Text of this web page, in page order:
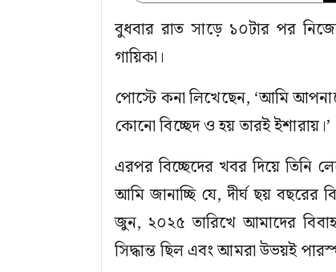
বুধবার রাত সাড়ে ১০টার পর
গায়িকা।
পোস্টে কনা লিখেছেন, ‘আমি
কোনো বিচ্ছেদ ও হয় তারই ইশারায়।’
‎‎এরপর বিচ্ছেদের খবর দিয়ে তিনি
আমি জানাচ্ছি যে, দীর্ঘ ছয়
জুন, ২০২৫ তারিখে আমাদের
সিদ্ধান্ত ছিল এবং আমরা উভয়ই